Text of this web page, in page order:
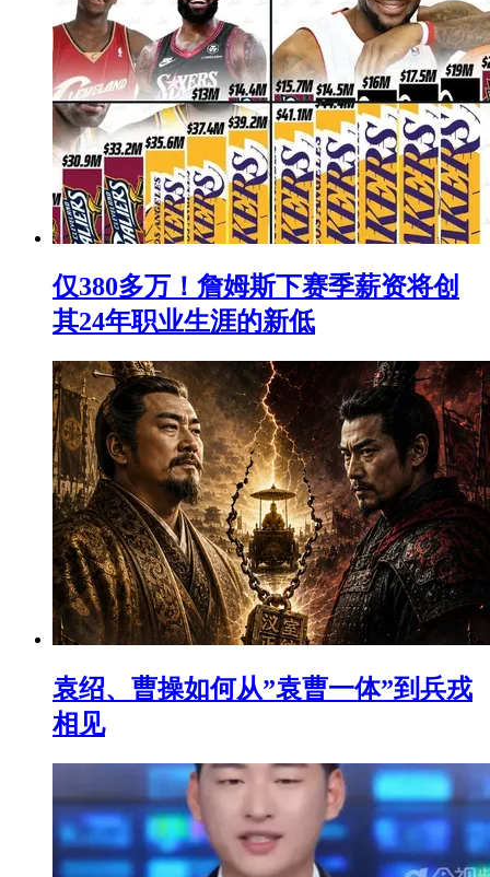
仅380多万！詹姆斯下赛季薪资将创
其24年职业生涯的新低
袁绍、曹操如何从”袁曹一体”到兵戎
相见